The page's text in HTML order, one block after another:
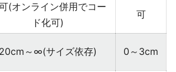
(オンライン併用でコー
ド化可)
可
20cm～∞(サイズ依存) 0～3cm